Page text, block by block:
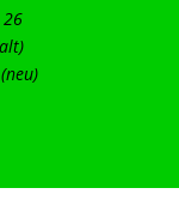
(neu)